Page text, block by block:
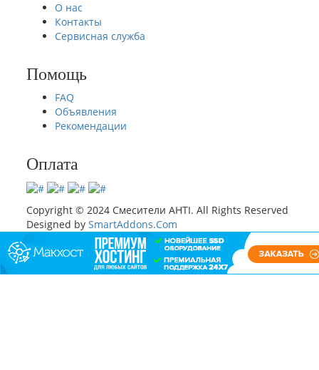
О нас
Контакты
Сервисная служба
Помощь
FAQ
Объявления
Рекомендации
Оплата
Copyright © 2024 Смесители AHTI. All Rights Reserved
Designed bySmartAddons.Com